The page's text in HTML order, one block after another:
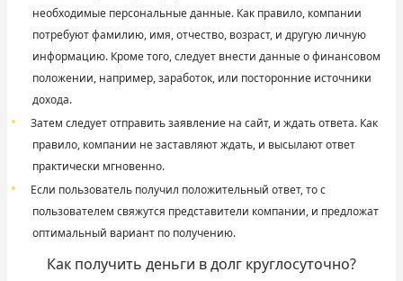
необходимые персональные данные. Как правило, компании
потребуют фамилию, имя, отчество, возраст, и другую личную
информацию. Кроме того, следует внести данные о финансовом
положении, например, заработок, или посторонние источники
дохода.
Затем следует отправить заявление на сайт, и ждать ответа. Как
правило, компании не заставляют ждать, и высылают ответ
практически мгновенно.
Если пользователь получил положительный ответ, то с
пользователем свяжутся представители компании, и предложат
оптимальный вариант по получению.
Как получить деньги в долг круглосуточно?